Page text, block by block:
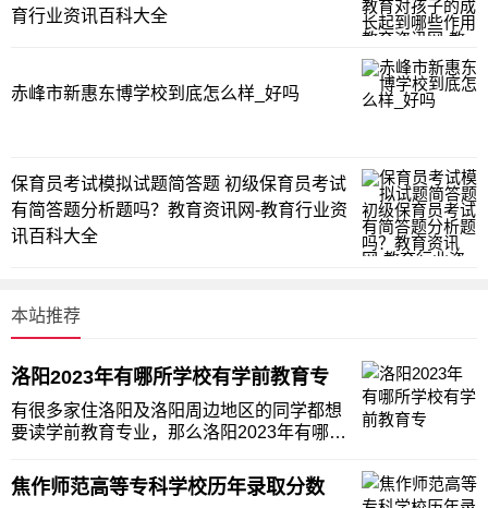
育行业资讯百科大全
赤峰市新惠东博学校到底怎么样_好吗
保育员考试模拟试题简答题 初级保育员考试
有简答题分析题吗？教育资讯网-教育行业资
讯百科大全
本站推荐
洛阳2023年有哪所学校有学前教育专
有很多家住洛阳及洛阳周边地区的同学都想
要读学前教育专业，那么洛阳2023年有哪所
阳旅游学校就开设有学前教育专业，并且学
校的教学质量、办学条件、学校师资、教学
焦作师范高等专科学校历年录取分数